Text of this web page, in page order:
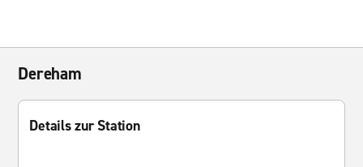
Dereham
Details zur Station